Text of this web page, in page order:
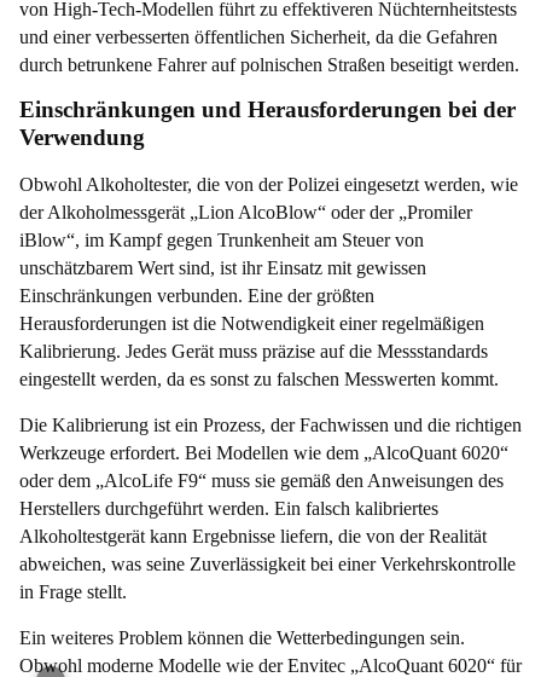
von High-Tech-Modellen führt zu effektiveren Nüchternheitstests
und einer verbesserten öffentlichen Sicherheit, da die Gefahren
durch betrunkene Fahrer auf polnischen Straßen beseitigt werden.
Einschränkungen und Herausforderungen bei der
Verwendung
Obwohl Alkoholtester, die von der Polizei eingesetzt werden, wie
der Alkoholmessgerät „Lion AlcoBlow“ oder der „Promiler
iBlow“, im Kampf gegen Trunkenheit am Steuer von
unschätzbarem Wert sind, ist ihr Einsatz mit gewissen
Einschränkungen verbunden. Eine der größten
Herausforderungen ist die Notwendigkeit einer regelmäßigen
Kalibrierung. Jedes Gerät muss präzise auf die Messstandards
eingestellt werden, da es sonst zu falschen Messwerten kommt.
Die Kalibrierung ist ein Prozess, der Fachwissen und die richtigen
Werkzeuge erfordert. Bei Modellen wie dem „AlcoQuant 6020“
oder dem „AlcoLife F9“ muss sie gemäß den Anweisungen des
Herstellers durchgeführt werden. Ein falsch kalibriertes
Alkoholtestgerät kann Ergebnisse liefern, die von der Realität
abweichen, was seine Zuverlässigkeit bei einer Verkehrskontrolle
in Frage stellt.
Ein weiteres Problem können die Wetterbedingungen sein.
Obwohl moderne Modelle wie der Envitec „AlcoQuant 6020“ für